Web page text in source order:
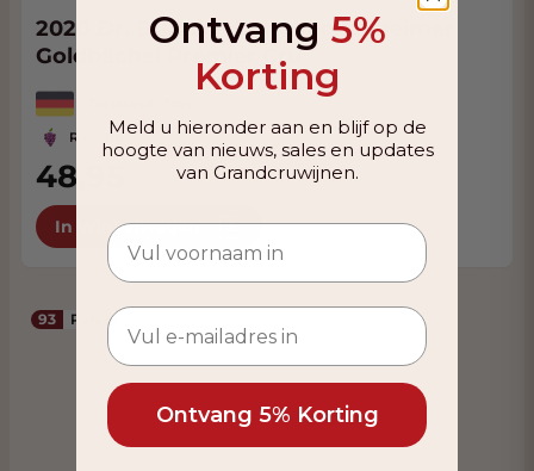
2020 Dr. Bürklin-Wolf Wachenheimer
Goldbächel Premier Cru
Riesling
48,95
In Winkelwagen
93 Parker
Ontvang 5%
Korting
Meld u hieronder aan en blijf op de
hoogte van nieuws, sales en updates
van Grandcruwijnen.
Ontvang 5% Korting